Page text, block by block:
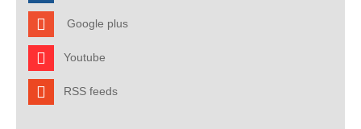
Google plus
Youtube
RSS feeds